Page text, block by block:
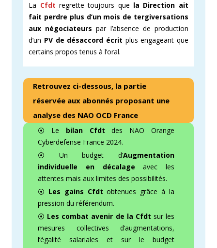
La Cfdt regrette toujours que la Direction ait
fait perdre plus d’un mois de tergiversations
aux négociateurs par l’absence de production
d’un PV de désaccord écrit plus engageant que
certains propos tenus à l’oral.
Retrouvez ci-dessous, la partie
réservée aux abonnés proposant une
analyse des NAO OCD France
⦿ Le bilan Cfdt des NAO Orange
Cyberdefense France 2024.
⦿ Un budget d’Augmentation
individuelle en décalage avec les
attentes mais aux limites des possibilités.
⦿ Les gains Cfdt obtenues grâce à la
pression du référendum.
⦿ Les combat avenir de la Cfdt sur les
mesures collectives d’augmentations,
l’égalité salariales et sur le budget